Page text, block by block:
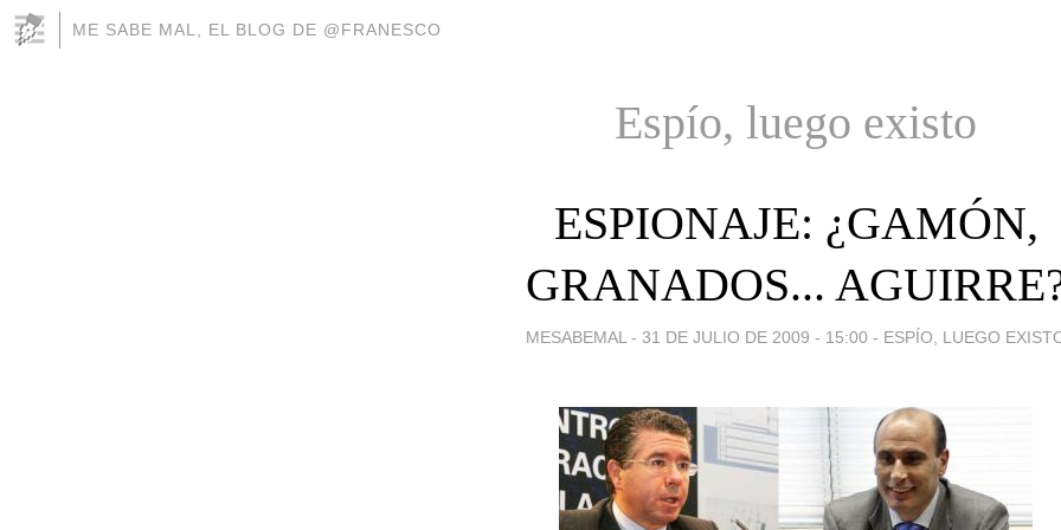
ME SABE MAL, EL BLOG DE @FRANESCO
Espío, luego existo
ESPIONAJE: ¿GAMÓN,
GRANADOS...
MESABEMAL - 31 DE JULIO DE 2009 - 15:00 - ESPÍO, LUEGO